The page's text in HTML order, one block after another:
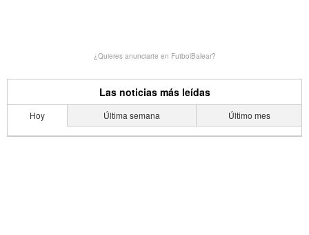
¿Quieres anunciarte en FutbolBalear?
Las noticias más leídas
Hoy Última semana Último mes